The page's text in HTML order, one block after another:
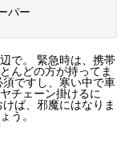
パー
で。 緊急時は、携帯
んどの方が持ってま
ですし、寒い中で車
チェーン掛けるに
ば、邪魔にはなりま
う。